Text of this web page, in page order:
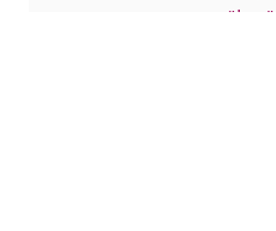
"key"